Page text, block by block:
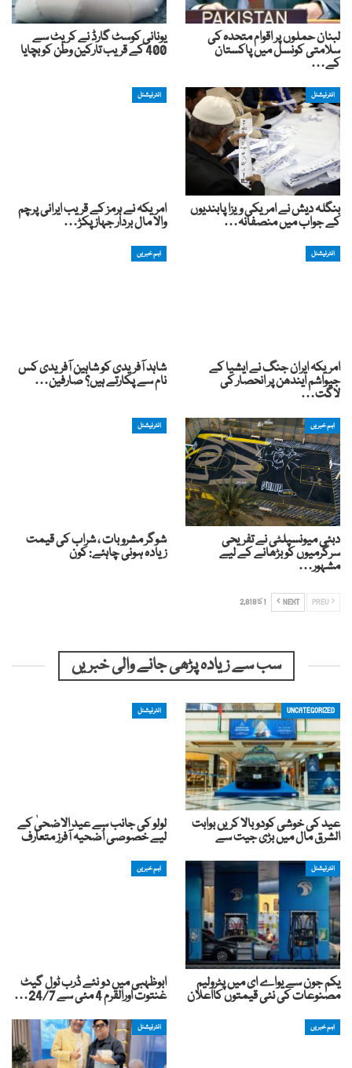
لبنان حملوں پر اقوام متحدہ کی
سلامتی کونسل میں پاکستان
کے…
یونانی کوسٹ گارڈ نے کریٹ سے
400 کے قریب تارکین وطن کو بچایا
انٹرنیشنل
بنگلہ دیش نے امریکی ویزا پابندیوں
کے جواب میں منصفانہ…
انٹرنیشنل
امریکہ نے ہرمز کے قریب ایرانی پرچم
والا مال بردار جہاز پکڑ…
انٹرنیشنل
امریکہ ایران جنگ نے ایشیا کے
جیواشم ایندھن پر انحصار کی
لاگت…
اہم خبریں
شاہد آفریدی کو شاہین آفریدی کس
نام سے پکارتے ہیں؟ صارفین…
اہم خبریں
دبئی میونسپلٹی نے تفریحی
سرگرمیوں کو بڑھانے کے لیے
مشہور…
انٹرنیشنل
شوگر مشروبات ، شراب کی قیمت
زیادہ ہونی چاہئے: کون
NEXT 1 کا 2,818
سب سے زیادہ پڑھی جانے والی خبریں
UNCATEGORIZED
عید کی خوشی کودوبالا کریں بوابت
الشرق مال میں بڑی جیت سے
انٹرنیشنل
لولو کی جانب سے عید الاضحیٰ کے
لیے خصوصی اُضحیہ آفرز متعارف
انٹرنیشنل
یکم جون سے یواے ای میں پٹرولیم
مصنوعات کی نئی قیمتوں کااعلان
اہم خبریں
ابوظہبی میں دو نئے ڈرب ٹول گیٹ
غنتوت اورالقرم 4 مئی سے 24/7…
اہم خبریں انٹرنیشنل